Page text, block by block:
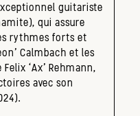
guitariste
qui assure
rythmes forts et
Calmbach et les
‘Ax’ Rehmann,
avec son